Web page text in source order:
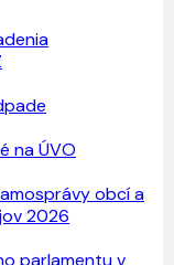
na ÚVO
obcí a
2026
parlamentu v